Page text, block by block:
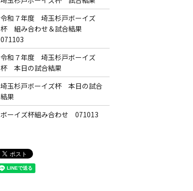
令和７年度 埼玉杉戸ボーイズ
杯 組み合わせ＆試合結果
071103
令和７年度 埼玉杉戸ボーイズ
杯 本日の試合結果
埼玉杉戸ボーイズ杯 本日の試合
結果
ボーイズ杯組み合わせ 071013